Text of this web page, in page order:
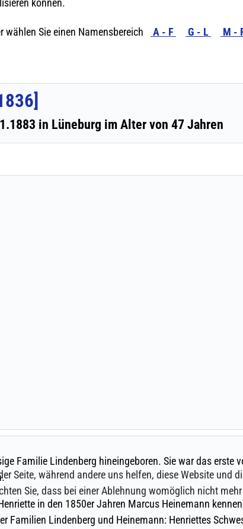
Seite, während andere uns helfen, diese Website und
Sie, dass bei einer Ablehnung womöglich nicht